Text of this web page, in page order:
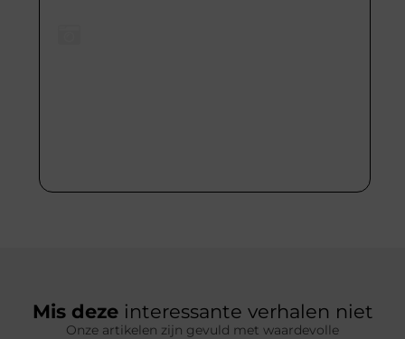
Mis dezeinteressante verhalen niet
Onze artikelen zijn gevuld met waardevolle